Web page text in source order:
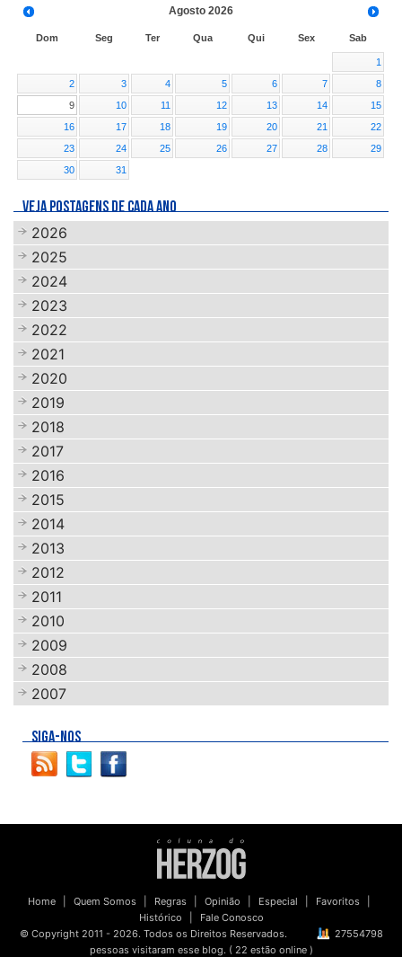
Agosto 2026
Dom Seg Ter Qua Qui Sex Sab
1
2
3 4 5 6 7
8
9
10 11 12 13 14
15
16
17 18 19 20 21
22
23
24 25 26 27 28
29
30
31
VEJA POSTAGENS DE CADA ANO
2026
2025
2024
2023
2022
2021
2020
2019
2018
2017
2016
2015
2014
2013
2012
2011
2010
2009
2008
2007
SIGA-NOS
Home Quem Somos Regras Opinião Especial Favoritos
Histórico
Fale Conosco
© Copyright 2011 - 2026. Todos os Direitos Reservados.
27554798
pessoas visitaram esse blog. ( 22 estão online )